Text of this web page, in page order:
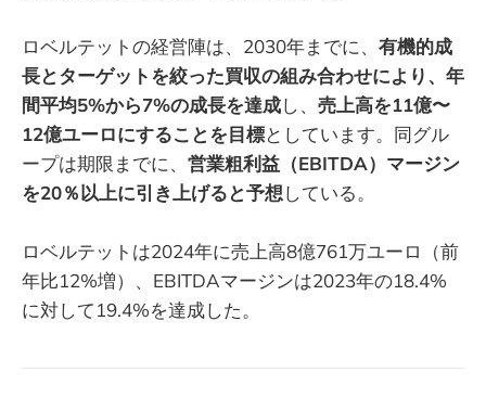
ロベルテットの経営陣は、2030年までに、 有機的成
長とターゲットを絞った買収の組み合わせにより、年
間平均5%から7%の成長を達成し、 売上高を11億〜
12億ユーロにすることを目標としています。同グル
ープは期限までに、 営業粗利益（EBITDA）マージン
を20％以上に引き上げると予想している。
ロベルテットは2024年に売上高8億761万ユーロ（前
年比12%増）、EBITDAマージンは2023年の18.4%
に対して19.4%を達成した。